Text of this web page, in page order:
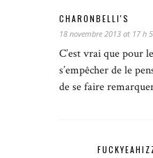
CHARONBELLI'S
18 novembre 2013 at 17 h
C’est vrai que pour
s’empêcher de le
de se faire